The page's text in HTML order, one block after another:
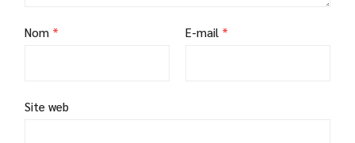
Nom * E-mail *
Site web